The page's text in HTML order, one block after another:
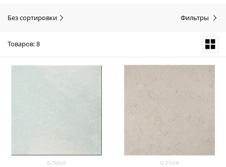
Без сортировки Фильтры
Товаров: 8
G-700/P G-710/P